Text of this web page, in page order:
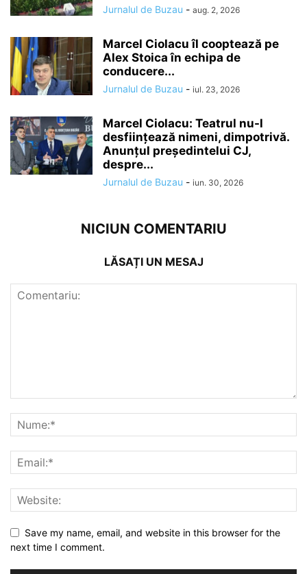
Jurnalul de Buzau - aug. 2, 2026
Marcel Ciolacu îl cooptează pe
Alex Stoica în echipa de
conducere...
Jurnalul de Buzau - iul. 23, 2026
Marcel Ciolacu: Teatrul nu-l
desființează nimeni, dimpotrivă.
Anunțul președintelui CJ,
despre...
Jurnalul de Buzau - iun. 30, 2026
NICIUN COMENTARIU
LĂSAȚI UN MESAJ
Save my name, email, and website in this browser for the
next time I comment.